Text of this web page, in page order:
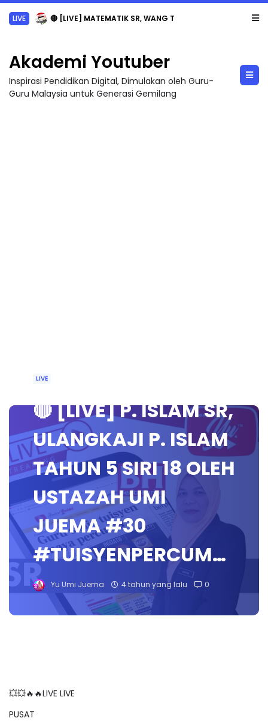
LIVE 🔴 [LIVE] MATEMATIK SR, WANG TAHUN 6 OLEH CIKGU ANITA #ALLINONE #141 #...
Akademi Youtuber
Inspirasi Pendidikan Digital, Dimulakan oleh Guru-
Guru Malaysia untuk Generasi Gemilang
LIVE
🔴 [LIVE] P. ISLAM SR,
ULANGKAJI P. ISLAM
TAHUN 5 SIRI 18 OLEH
USTAZAH UMI
JUEMA #30
#TUISYENPERCUM…
Yu Umi Juema 4 tahun yang lalu 0
💥💥🔥🔥LIVE LIVE
PUSAT